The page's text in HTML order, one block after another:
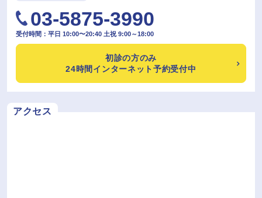
03-5875-3990
受付時間：平日 10:00〜20:40 土祝 9:00～18:00
初診の方のみ
24時間インターネット予約受付中
アクセス